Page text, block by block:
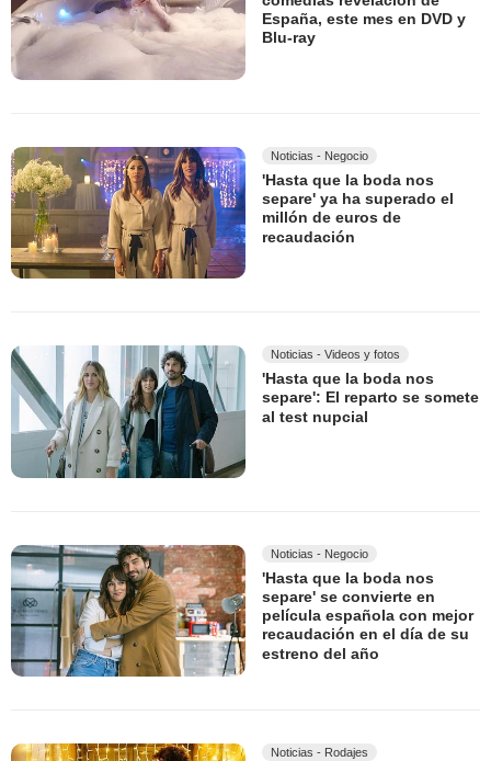
España, este mes en DVD y
Blu-ray
Noticias - Negocio
'Hasta que la boda nos
separe' ya ha superado el
millón de euros de
recaudación
Noticias - Videos y fotos
'Hasta que la boda nos
separe': El reparto se somete
al test nupcial
Noticias - Negocio
'Hasta que la boda nos
separe' se convierte en
película española con mejor
recaudación en el día de su
estreno del año
Noticias - Rodajes